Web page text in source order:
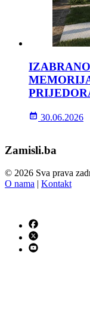
30.06.2026
Zamisli.ba
© 2026 Sva prava
O nama | Kontakt